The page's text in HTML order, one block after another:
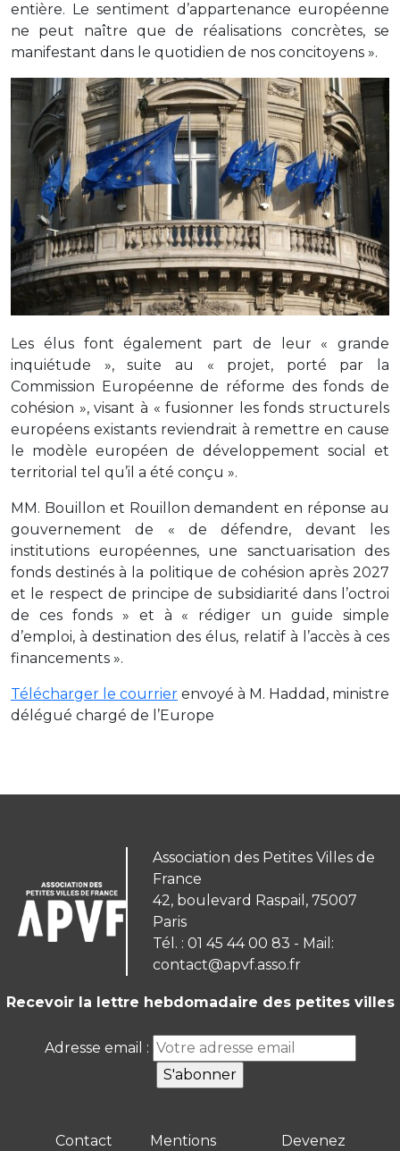
entière. Le sentiment d’appartenance européenne
ne peut naître que de réalisations concrètes, se
manifestant dans le quotidien de nos concitoyens ».
Les élus font également part de leur « grande
inquiétude », suite au « projet, porté par la
Commission Européenne de réforme des fonds de
cohésion », visant à « fusionner les fonds structurels
européens existants reviendrait à remettre en cause
le modèle européen de développement social et
territorial tel qu’il a été conçu ».
MM. Bouillon et Rouillon demandent en réponse au
gouvernement de « de défendre, devant les
institutions européennes, une sanctuarisation des
fonds destinés à la politique de cohésion après 2027
et le respect de principe de subsidiarité dans l’octroi
de ces fonds » et à « rédiger un guide simple
d’emploi, à destination des élus, relatif à l’accès à ces
financements ».
Télécharger le courrier envoyé à M. Haddad, ministre
délégué chargé de l’Europe
Association des Petites Villes de
France
42, boulevard Raspail, 75007
Paris
Tél. : 01 45 44 00 83 - Mail:
contact@apvf.asso.fr
Recevoir la lettre hebdomadaire des petites villes
Adresse email :
Contact Mentions Devenez